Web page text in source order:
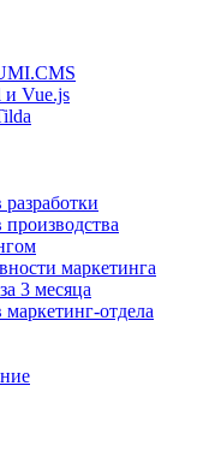
и Vue.js
маркетинга
3 месяца
отдела